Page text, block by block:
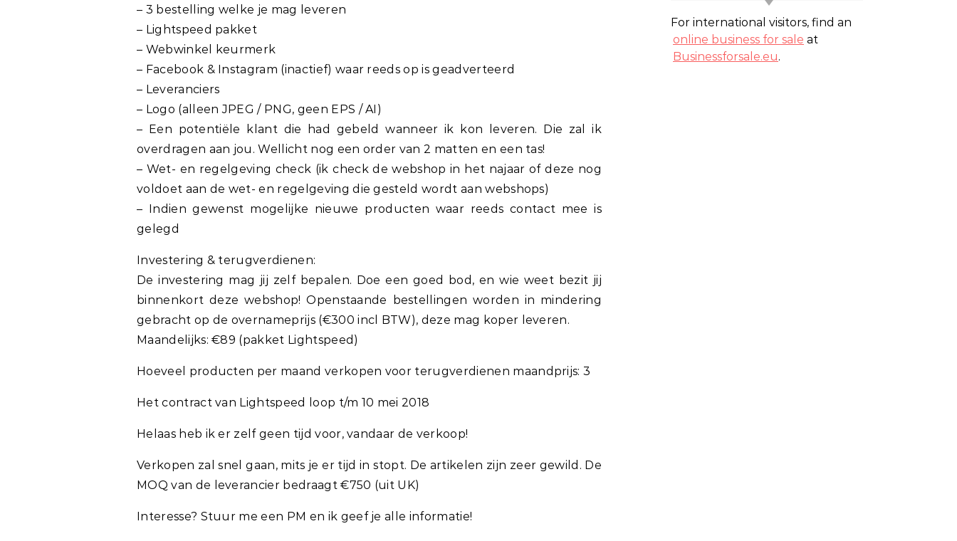
– 3 bestelling welke je mag leveren
– Lightspeed pakket
– Webwinkel keurmerk
– Facebook & Instagram (inactief) waar reeds op is geadverteerd
– Leveranciers
– Logo (alleen JPEG / PNG, geen EPS / AI)
– Een potentiële klant die had gebeld wanneer ik kon leveren. Die zal ik
overdragen aan jou. Wellicht nog een order van 2 matten en een tas!
– Wet- en regelgeving check (ik check de webshop in het najaar of deze nog
voldoet aan de wet- en regelgeving die gesteld wordt aan webshops)
– Indien gewenst mogelijke nieuwe producten waar reeds contact mee is
gelegd
Investering & terugverdienen:
De investering mag jij zelf bepalen. Doe een goed bod, en wie weet bezit jij
binnenkort deze webshop! Openstaande bestellingen worden in mindering
gebracht op de overnameprijs (€300 incl BTW), deze mag koper leveren.
Maandelijks: €89 (pakket Lightspeed)
Hoeveel producten per maand verkopen voor terugverdienen maandprijs: 3
Het contract van Lightspeed loop t/m 10 mei 2018
Helaas heb ik er zelf geen tijd voor, vandaar de verkoop!
Verkopen zal snel gaan, mits je er tijd in stopt. De artikelen zijn zeer gewild. De
MOQ van de leverancier bedraagt €750 (uit UK)
Interesse? Stuur me een PM en ik geef je alle informatie!
For international visitors, find an
online business for sale at
Businessforsale.eu.